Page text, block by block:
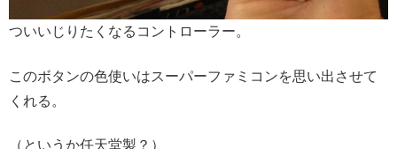
ついいじりたくなるコントローラー。
このボタンの色使いはスーパーファミコンを思い出させて
くれる。
（というか任天堂製？）